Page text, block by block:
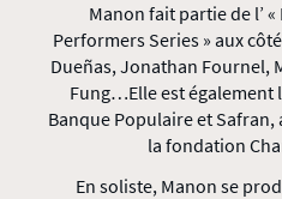
Manon fait partie de l’
Performers Series » aux
Dueñas, Jonathan Fournel,
Fung…Elle est également
Banque Populaire et Safran,
la fondation
En soliste, Manon se